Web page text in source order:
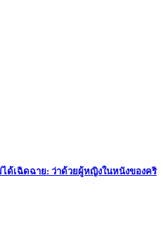
ด้เฉิดฉาย: ว่าด้วยผู้หญิงในหนังของคริ